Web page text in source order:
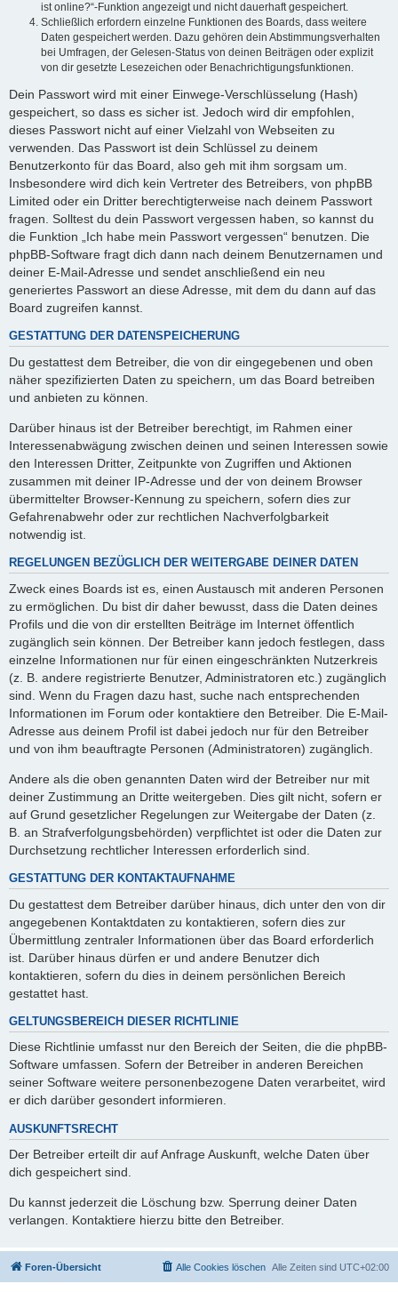
ist online?“-Funktion angezeigt und nicht dauerhaft gespeichert.
Schließlich erfordern einzelne Funktionen des Boards, dass weitere
Daten gespeichert werden. Dazu gehören dein Abstimmungsverhalten
bei Umfragen, der Gelesen-Status von deinen Beiträgen oder explizit
von dir gesetzte Lesezeichen oder Benachrichtigungsfunktionen.
Dein Passwort wird mit einer Einwege-Verschlüsselung (Hash)
gespeichert, so dass es sicher ist. Jedoch wird dir empfohlen,
dieses Passwort nicht auf einer Vielzahl von Webseiten zu
verwenden. Das Passwort ist dein Schlüssel zu deinem
Benutzerkonto für das Board, also geh mit ihm sorgsam um.
Insbesondere wird dich kein Vertreter des Betreibers, von phpBB
Limited oder ein Dritter berechtigterweise nach deinem Passwort
fragen. Solltest du dein Passwort vergessen haben, so kannst du
die Funktion „Ich habe mein Passwort vergessen“ benutzen. Die
phpBB-Software fragt dich dann nach deinem Benutzernamen und
deiner E-Mail-Adresse und sendet anschließend ein neu
generiertes Passwort an diese Adresse, mit dem du dann auf das
Board zugreifen kannst.
GESTATTUNG DER DATENSPEICHERUNG
Du gestattest dem Betreiber, die von dir eingegebenen und oben
näher spezifizierten Daten zu speichern, um das Board betreiben
und anbieten zu können.
Darüber hinaus ist der Betreiber berechtigt, im Rahmen einer
Interessenabwägung zwischen deinen und seinen Interessen sowie
den Interessen Dritter, Zeitpunkte von Zugriffen und Aktionen
zusammen mit deiner IP-Adresse und der von deinem Browser
übermittelter Browser-Kennung zu speichern, sofern dies zur
Gefahrenabwehr oder zur rechtlichen Nachverfolgbarkeit
notwendig ist.
REGELUNGEN BEZÜGLICH DER WEITERGABE DEINER DATEN
Zweck eines Boards ist es, einen Austausch mit anderen Personen
zu ermöglichen. Du bist dir daher bewusst, dass die Daten deines
Profils und die von dir erstellten Beiträge im Internet öffentlich
zugänglich sein können. Der Betreiber kann jedoch festlegen, dass
einzelne Informationen nur für einen eingeschränkten Nutzerkreis
(z. B. andere registrierte Benutzer, Administratoren etc.) zugänglich
sind. Wenn du Fragen dazu hast, suche nach entsprechenden
Informationen im Forum oder kontaktiere den Betreiber. Die E-Mail-
Adresse aus deinem Profil ist dabei jedoch nur für den Betreiber
und von ihm beauftragte Personen (Administratoren) zugänglich.
Andere als die oben genannten Daten wird der Betreiber nur mit
deiner Zustimmung an Dritte weitergeben. Dies gilt nicht, sofern er
auf Grund gesetzlicher Regelungen zur Weitergabe der Daten (z.
B. an Strafverfolgungsbehörden) verpflichtet ist oder die Daten zur
Durchsetzung rechtlicher Interessen erforderlich sind.
GESTATTUNG DER KONTAKTAUFNAHME
Du gestattest dem Betreiber darüber hinaus, dich unter den von dir
angegebenen Kontaktdaten zu kontaktieren, sofern dies zur
Übermittlung zentraler Informationen über das Board erforderlich
ist. Darüber hinaus dürfen er und andere Benutzer dich
kontaktieren, sofern du dies in deinem persönlichen Bereich
gestattet hast.
GELTUNGSBEREICH DIESER RICHTLINIE
Diese Richtlinie umfasst nur den Bereich der Seiten, die die phpBB-
Software umfassen. Sofern der Betreiber in anderen Bereichen
seiner Software weitere personenbezogene Daten verarbeitet, wird
er dich darüber gesondert informieren.
AUSKUNFTSRECHT
Der Betreiber erteilt dir auf Anfrage Auskunft, welche Daten über
dich gespeichert sind.
Du kannst jederzeit die Löschung bzw. Sperrung deiner Daten
verlangen. Kontaktiere hierzu bitte den Betreiber.
Foren-Übersicht Alle Zeiten sind UTC+02:00
Alle Cookies löschen